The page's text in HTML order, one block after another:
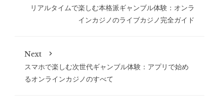
リアルタイムで楽しむ本格派ギャンブル体験：オンラ
インカジノのライブカジノ完全ガイド
Next
スマホで楽しむ次世代ギャンブル体験：アプリで始め
るオンラインカジノのすべて